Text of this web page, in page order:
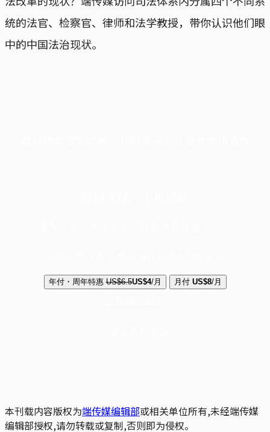
统的法官、检察官、律师和法学教授，带你认识他们眼
中的中国法治现状。
年付・周年特惠 US$6.5US$4/月 月付 US$8/月
本刊载内容版权为端传媒编辑部或相关单位所有,未经端传媒
编辑部授权,请勿转载或复制,否则即为侵权。